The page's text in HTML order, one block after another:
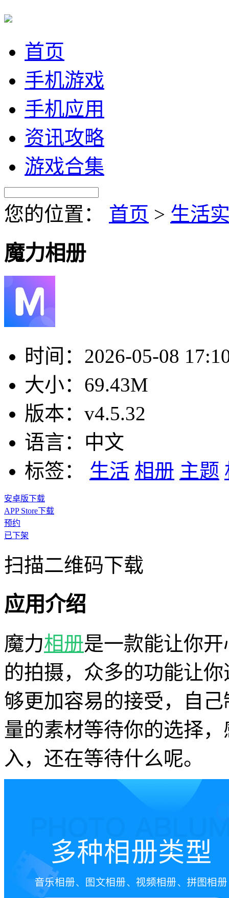
首页
手机游戏
手机应用
资讯攻略
游戏合集
您的位置： 首页 > 生活
魔力相册
时间： 2026-05-08
大小： 69.43M
版本： v4.5.32
语言： 中文
标签：
生活 相册 主题
安卓版下载
APP Store下载
预约
已下架
扫描二维码下载
应用介绍
魔力相册是一款能让你
的拍摄，众多的功能让
够更加容易的接受，自
量的素材等待你的选择
入，还在等待什么呢。